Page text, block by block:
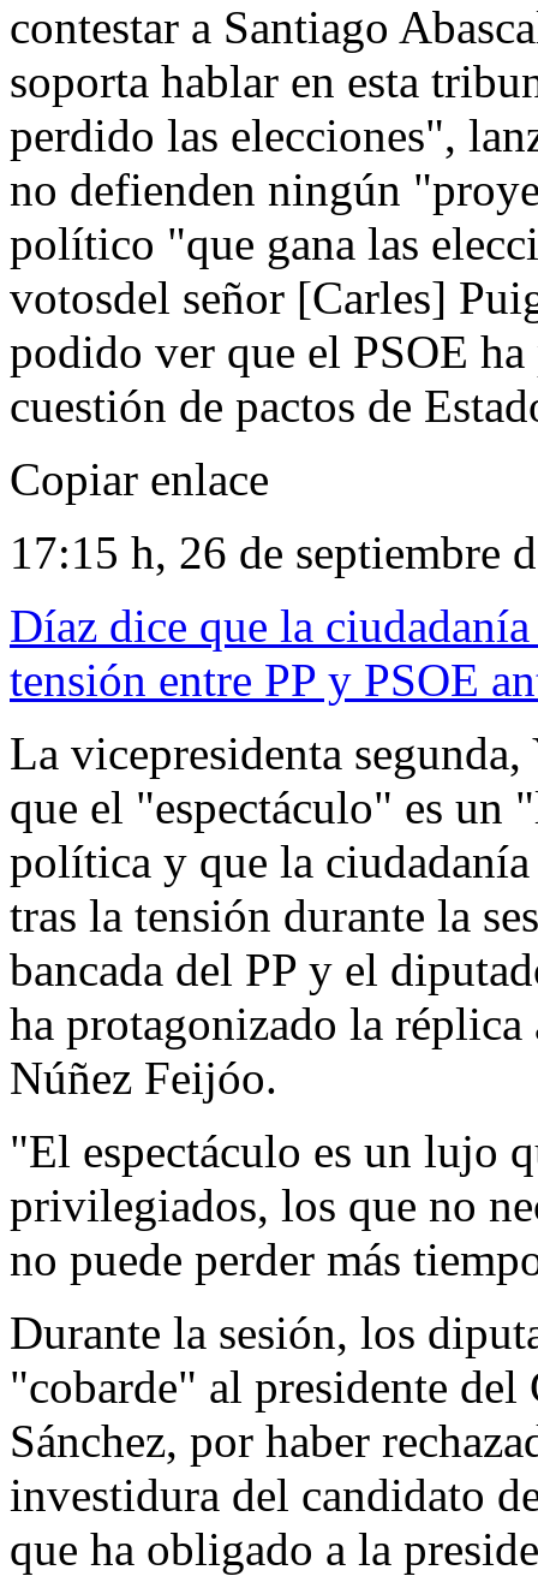
contestar a Santiago
soporta hablar en esta
perdido las elecciones",
no defienden ningún
político "que gana las
votosdel señor [Carles]
podido ver que el PSOE
cuestión de pactos de
Copiar enlace
17:15 h, 26 de septiembre
Díaz dice que la
tensión entre PP y PSOE
La vicepresidenta
que el "espectáculo" es un
política y que la
tras la tensión durante la
bancada del PP y el
ha protagonizado la
Núñez Feijóo.
"El espectáculo es un lujo
privilegiados, los que no
no puede perder más
Durante la sesión, los
"cobarde" al presidente
Sánchez, por haber
investidura del candidato
que ha obligado a la